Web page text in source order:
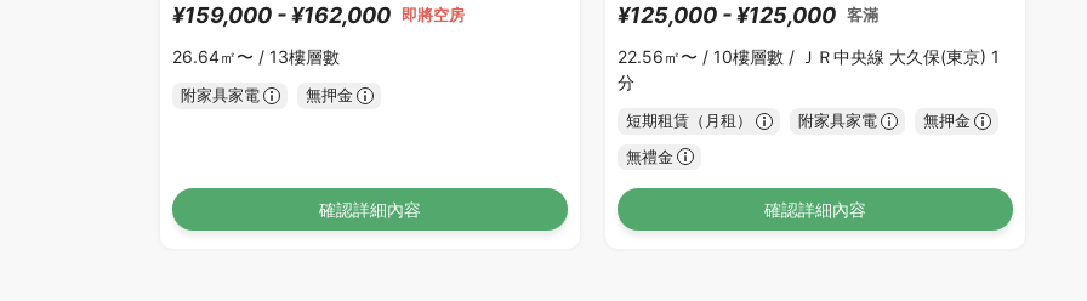
¥159,000 - ¥162,000 即將空房
26.64㎡〜 / 13樓層數
附家具家電 無押金
確認詳細內容
¥125,000 - ¥125,000 客滿
22.56㎡〜 /10樓層數 /
ＪＲ中央線 大久保(東京) 1
分
短期租賃（月租） 附家具家電
無押金
無禮金
確認詳細內容